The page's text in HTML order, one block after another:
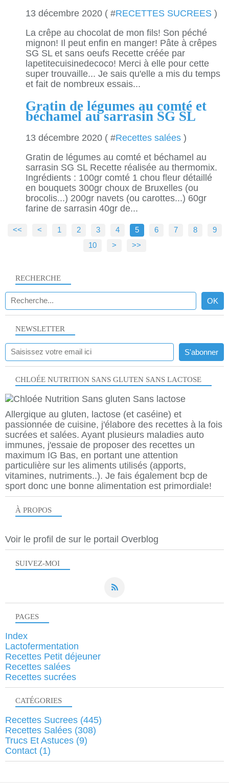
13 décembre 2020 ( #RECETTES SUCREES )
La crêpe au chocolat de mon fils! Son péché
mignon! Il peut enfin en manger! Pâte à crêpes
SG SL et sans oeufs Recette créée par
lapetitecuisinedecoco! Merci à elle pour cette
super trouvaille... Je sais qu'elle a mis du temps
et fait de nombreux essais...
Gratin de légumes au comté et
béchamel au sarrasin SG SL
13 décembre 2020 ( #Recettes salées )
Gratin de légumes au comté et béchamel au
sarrasin SG SL Recette réalisée au thermomix.
Ingrédients : 100gr comté 1 chou fleur détaillé
en bouquets 300gr choux de Bruxelles (ou
brocolis...) 200gr navets (ou carottes...) 60gr
farine de sarrasin 40gr de...
<< < 1 2 3 4 5 6 7 8
9
10
20
30
> >>
NEWSLETTER
SUIVEZ-MOI
RECHERCHE
CHLOÉE NUTRITION SANS GLUTEN SANS LACTOSE
Allergique au gluten, lactose (et caséine) et
passionnée de cuisine, j'élabore des recettes à la fois
sucrées et salées. Ayant plusieurs maladies auto
immunes, j'essaie de proposer des recettes un
maximum IG Bas, en portant une attention
particulière sur les aliments utilisés (apports,
vitamines, nutriments..). Je fais également bcp de
sport donc une bonne alimentation est primordiale!
À PROPOS
Voir le profil de sur le portail Overblog
PAGES
Index
Lactofermentation
Recettes Petit déjeuner
Recettes salées
Recettes sucrées
CATÉGORIES
Recettes Sucrees (445)
Recettes Salées (308)
Trucs Et Astuces (9)
Contact (1)